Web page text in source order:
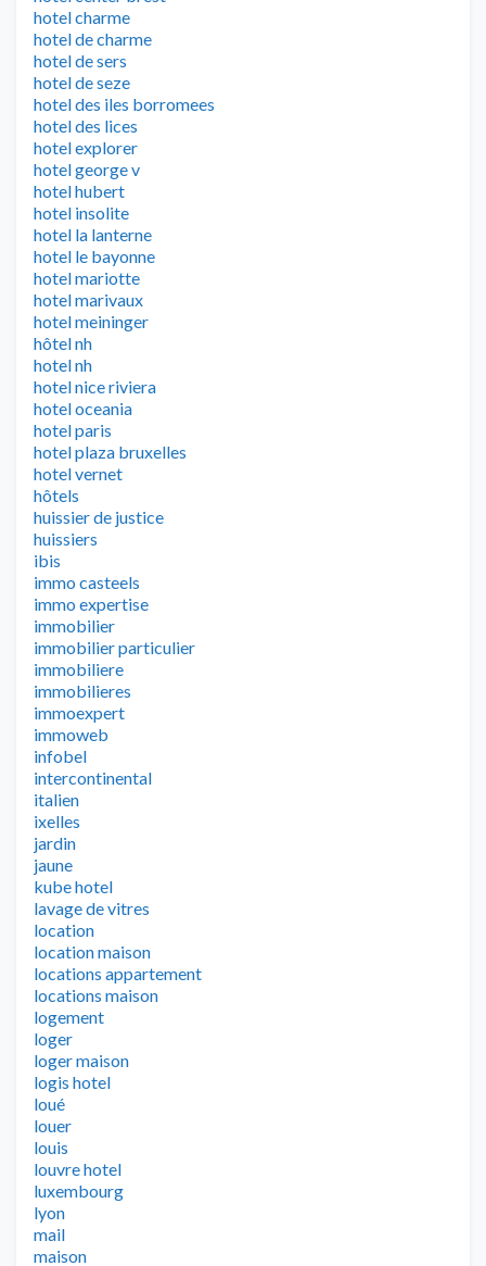
hotel charme
hotel de charme
hotel de sers
hotel de seze
hotel des iles borromees
hotel des lices
hotel explorer
hotel george v
hotel hubert
hotel insolite
hotel la lanterne
hotel le bayonne
hotel mariotte
hotel marivaux
hotel meininger
hôtel nh
hotel nh
hotel nice riviera
hotel oceania
hotel paris
hotel plaza bruxelles
hotel vernet
hôtels
huissier de justice
huissiers
ibis
immo casteels
immo expertise
immobilier
immobilier particulier
immobiliere
immobilieres
immoexpert
immoweb
infobel
intercontinental
italien
ixelles
jardin
jaune
kube hotel
lavage de vitres
location
location maison
locations appartement
locations maison
logement
loger
loger maison
logis hotel
loué
louer
louis
louvre hotel
luxembourg
lyon
mail
maison